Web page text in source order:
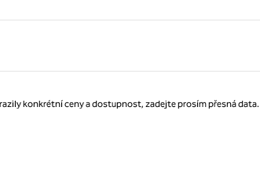
konkrétní ceny a dostupnost, zadejte prosím přesná data.